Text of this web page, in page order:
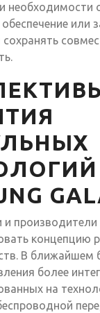
необходимости
или
и
концепцию
В
более
на